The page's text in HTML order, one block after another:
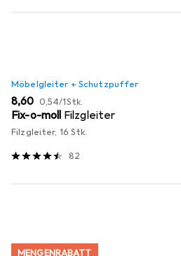
Möbelgleiter + Schutzpuffer
EUR
8,60 EUR
0,54/1Stk.
Fix-o-moll Filzgleiter
Filzgleiter, 16 Stk.
82
MENGENRABATT